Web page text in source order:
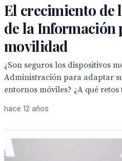
El crecimiento de
de la Información
movilidad
¿Son seguros los dispositivos
Administración para adaptar
entornos móviles? ¿A qué retos
hace 12 años